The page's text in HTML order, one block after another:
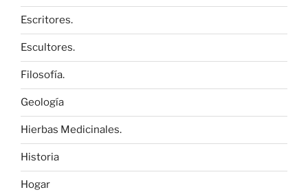
Escritores.
Escultores.
Filosofía.
Geología
Hierbas Medicinales.
Historia
Hogar